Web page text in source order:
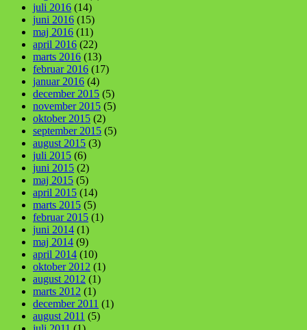
juli 2016 (14)
juni 2016 (15)
maj 2016 (11)
april 2016 (22)
marts 2016 (13)
februar 2016 (17)
januar 2016 (4)
december 2015 (5)
november 2015 (5)
oktober 2015 (2)
september 2015 (5)
august 2015 (3)
juli 2015 (6)
juni 2015 (2)
maj 2015 (5)
april 2015 (14)
marts 2015 (5)
februar 2015 (1)
juni 2014 (1)
maj 2014 (9)
april 2014 (10)
oktober 2012 (1)
august 2012 (1)
marts 2012 (1)
december 2011 (1)
august 2011 (5)